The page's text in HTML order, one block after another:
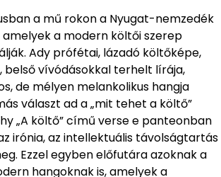
a mű rokon a Nyugat-nemzedék
amelyek a modern költői szerep
Ady prófétai, lázadó költőképe,
belső vívódásokkal terhelt lírája,
de mélyen melankolikus hangja
választ ad a „mit tehet a költő”
„A költő” című verse e panteonban
irónia, az intellektuális távolságtartás
Ezzel egyben előfutára azoknak a
hangoknak is, amelyek a